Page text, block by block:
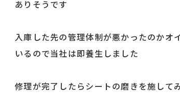
ありそうです
入庫した先の管理体制が悪かったのかオ
いるので当社は即養生しました
修理が完了したらシートの磨きを施して